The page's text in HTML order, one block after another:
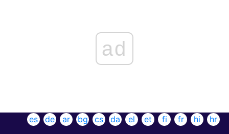
ad
es de ar bg cs da el et fi fr hi hr